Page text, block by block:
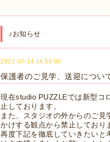
♪お知らせ
2021-07-14 14:58:00
保護者のご見学、送迎につい
現在studio PUZZLEでは新型コ
止しております。
また、スタジオの外からのご
かけする観点から禁止しており
再度下記を徹底していきたいと